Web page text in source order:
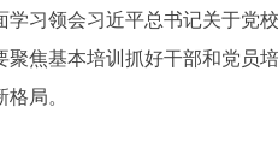
习领会习近平总书记关于党
焦基本培训抓好干部和党员
局。